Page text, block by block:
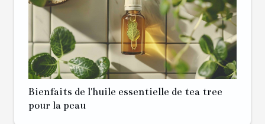
Bienfaits de l'huile essentielle de tea tree
pour la peau